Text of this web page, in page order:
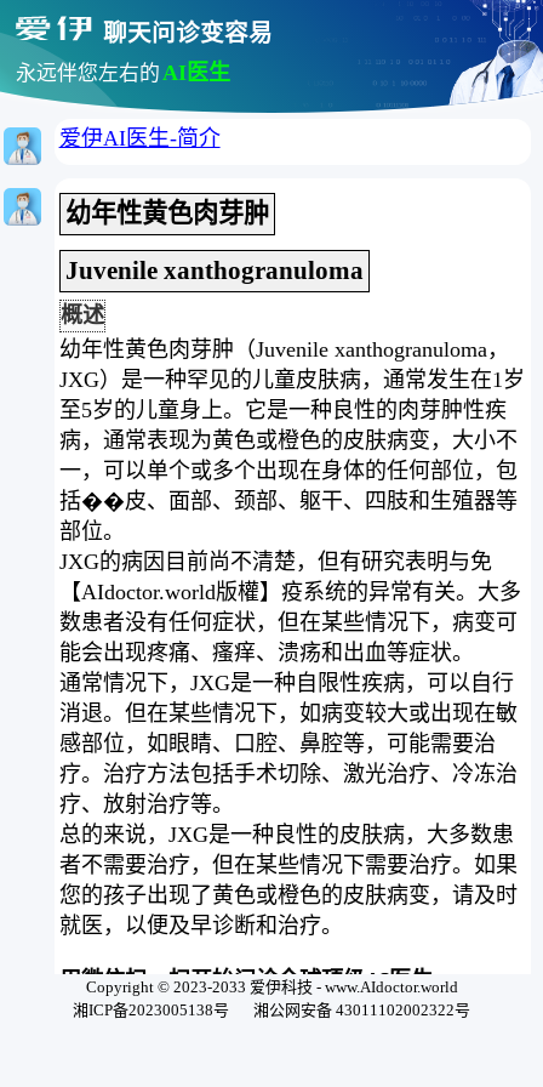
聊天问诊变容易
永远伴您左右的AI医生
爱伊AI医生-简介
幼年性黄色肉芽肿
Juvenile xanthogranuloma
概述
幼年性黄色肉芽肿（Juvenile xanthogranuloma，
JXG）是一种罕见的儿童皮肤病，通常发生在1岁
至5岁的儿童身上。它是一种良性的肉芽肿性疾
病，通常表现为黄色或橙色的皮肤病变，大小不
一，可以单个或多个出现在身体的任何部位，包
括��皮、面部、颈部、躯干、四肢和生殖器等
部位。
JXG的病因目前尚不清楚，但有研究表明与免
【AIdoctor.world版權】疫系统的异常有关。大多
数患者没有任何症状，但在某些情况下，病变可
能会出现疼痛、瘙痒、溃疡和出血等症状。
通常情况下，JXG是一种自限性疾病，可以自行
消退。但在某些情况下，如病变较大或出现在敏
感部位，如眼睛、口腔、鼻腔等，可能需要治
疗。治疗方法包括手术切除、激光治疗、冷冻治
疗、放射治疗等。
总的来说，JXG是一种良性的皮肤病，大多数患
者不需要治疗，但在某些情况下需要治疗。如果
您的孩子出现了黄色或橙色的皮肤病变，请及时
就医，以便及早诊断和治疗。
用微信扫一扫开始问诊全球顶级AI医生
Copyright © 2023-2033 爱伊科技 - www.AIdoctor.world
湘ICP备2023005138号
湘公网安备 43011102002322号